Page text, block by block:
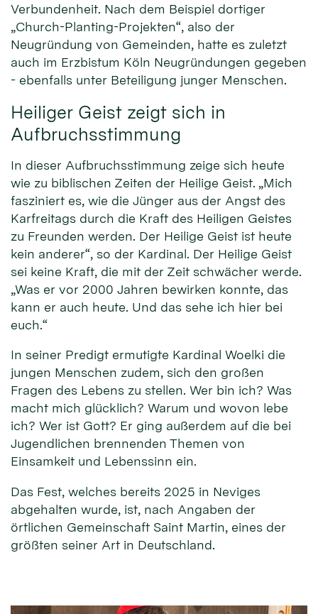
Verbundenheit. Nach dem Beispiel dortiger
„Church-Planting-Projekten“, also der
Neugründung von Gemeinden, hatte es zuletzt
auch im Erzbistum Köln Neugründungen gegeben
- ebenfalls unter Beteiligung junger Menschen.
Heiliger Geist zeigt sich in
Aufbruchsstimmung
In dieser Aufbruchsstimmung zeige sich heute
wie zu biblischen Zeiten der Heilige Geist. „Mich
fasziniert es, wie die Jünger aus der Angst des
Karfreitags durch die Kraft des Heiligen Geistes
zu Freunden werden. Der Heilige Geist ist heute
kein anderer“, so der Kardinal. Der Heilige Geist
sei keine Kraft, die mit der Zeit schwächer werde.
„Was er vor 2000 Jahren bewirken konnte, das
kann er auch heute. Und das sehe ich hier bei
euch.“
In seiner Predigt ermutigte Kardinal Woelki die
jungen Menschen zudem, sich den großen
Fragen des Lebens zu stellen. Wer bin ich? Was
macht mich glücklich? Warum und wovon lebe
ich? Wer ist Gott? Er ging außerdem auf die bei
Jugendlichen brennenden Themen von
Einsamkeit und Lebenssinn ein.
Das Fest, welches bereits 2025 in Neviges
abgehalten wurde, ist, nach Angaben der
örtlichen Gemeinschaft Saint Martin, eines der
größten seiner Art in Deutschland.